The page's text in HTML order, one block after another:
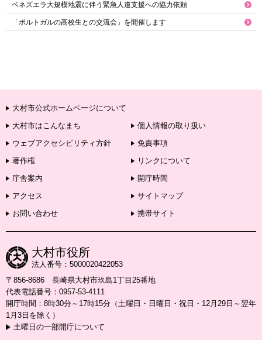
ベネズエラ大規模地震に伴う緊急人道支援への協力依頼
「ポルトガルの高校生との交流会」を開催します
大村市公式ホームページについて
大村市はこんなまち
個人情報の取り扱い
ウェブアクセシビリティ方針
免責事項
著作権
リンクについて
庁舎案内
開庁時間
アクセス
サイトマップ
お問い合わせ
携帯サイト
大村市役所
法人番号：5000020422053
〒856-8686 長崎県大村市玖島1丁目25番地
代表電話番号：0957-53-4111
開庁時間：8時30分～17時15分（土曜日・日曜日・祝日・12月29日～翌年
1月3日を除く）
土曜日の一部開庁について